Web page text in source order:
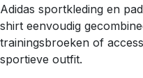
Adidas sportkleding en
shirt eenvoudig
trainingsbroeken of
sportieve outfit.